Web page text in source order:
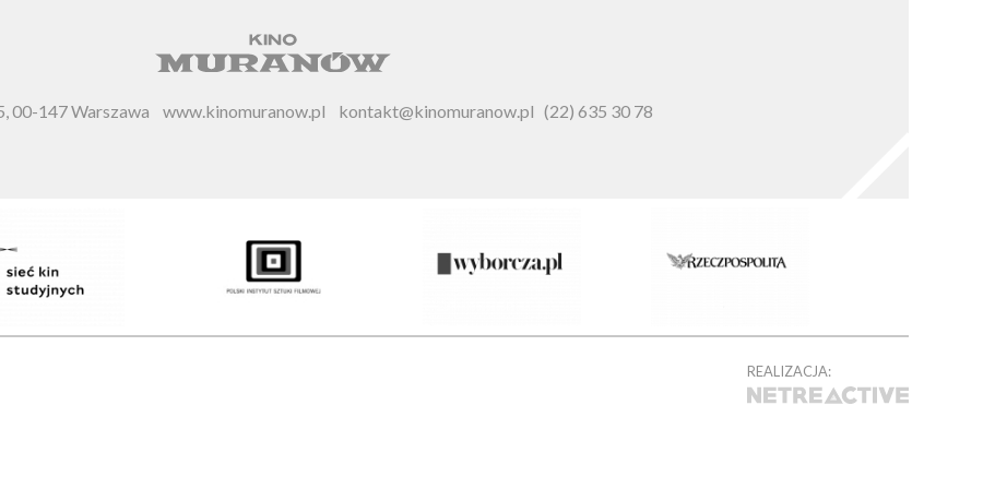
00-147 Warszawa www.kinomuranow.pl kontakt@kinomuranow.pl (22) 635 30 78
REALIZACJA: